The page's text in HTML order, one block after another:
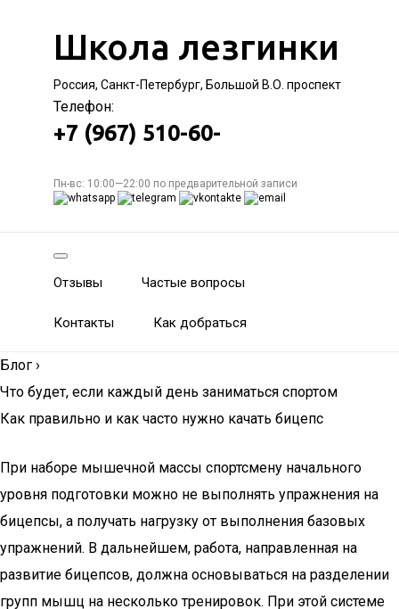
Школа лезгинки
Россия, Санкт-Петербург, Большой В.О. проспект
Телефон:
+7 (967) 510-60-
Пн-вс: 10:00—22:00 по предварительной записи
Отзывы Частые вопросы
Контакты Как добраться
Блог ›
Что будет, если каждый день заниматься спортом
Как правильно и как часто нужно качать бицепс
При наборе мышечной массы спортсмену начального
уровня подготовки можно не выполнять упражнения на
бицепсы, а получать нагрузку от выполнения базовых
упражнений. В дальнейшем, работа, направленная на
развитие бицепсов, должна основываться на разделении
групп мышц на несколько тренировок. При этой системе